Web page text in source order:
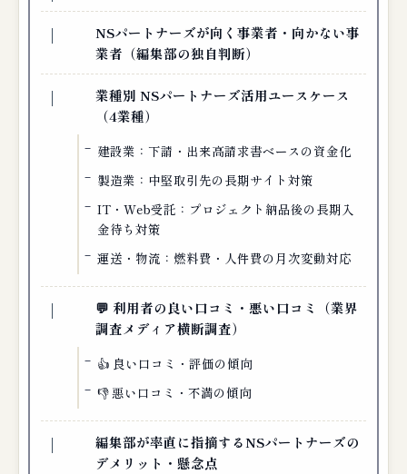
NSパートナーズが向く事業者・向かない事
業者（編集部の独自判断）
業種別 NSパートナーズ活用ユースケース
（4業種）
建設業：下請・出来高請求書ベースの資金化
製造業：中堅取引先の長期サイト対策
IT・Web受託：プロジェクト納品後の長期入
金待ち対策
運送・物流：燃料費・人件費の月次変動対応
💬 利用者の良い口コミ・悪い口コミ（業界
調査メディア横断調査）
👍 良い口コミ・評価の傾向
👎 悪い口コミ・不満の傾向
編集部が率直に指摘するNSパートナーズの
デメリット・懸念点